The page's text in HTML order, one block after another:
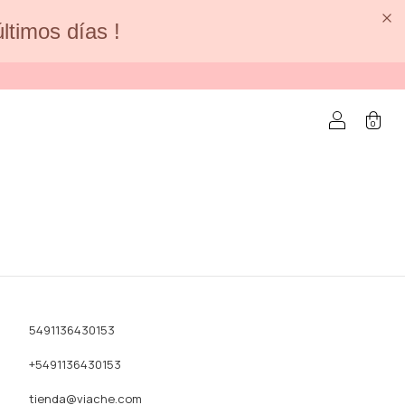
días !
0
5491136430153
+5491136430153
tienda@viache.com